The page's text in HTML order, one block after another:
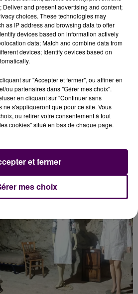
DE BRIONNE
et méconnu. La ville de Brionne
la champignonnière des
de la communelors des
1944, prémices de la
à 11h, 14h et 17h.
Deliver and present advertising and content;
choices. These technologies may
as IP address and browsing data to offer
devices based on information actively
data; Match and combine data from
devices; Identify devices based on
sur "Accepter et fermer", ou affiner en
ou partenaires dans "Gérer mes choix".
en cliquant sur "Continuer sans
ne s'appliqueront que pour ce site. Vous
ou retirer votre consentement à tout
cookies" situé en bas de chaque page.
mes choix
et fermer